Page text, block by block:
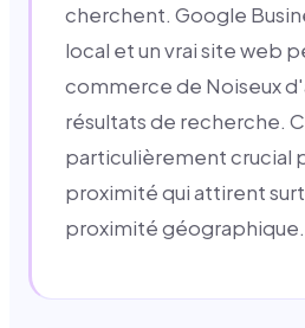
cherchent. Google
local et un vrai site web
commerce de Noiseux
résultats de recherche.
particulièrement crucial
proximité qui attirent
proximité géographique.